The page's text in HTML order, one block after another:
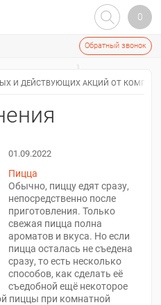
0
Обратный звонок
И ДЕЙСТВУЮЩИХ АКЦИЙ ОТ
01.09.2022
Пицца
Обычно, пиццу едят сразу,
непосредственно после
приготовления. Только
свежая пицца полна
ароматов и вкуса. Но если
пицца осталась не съедена
сразу, то есть несколько
способов, как сделать её
съедобной ещё некоторое
пиццы при комнатной